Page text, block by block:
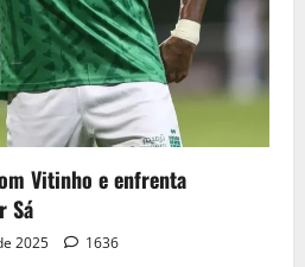
Vitinho e enfrenta
Sá
2025 1636